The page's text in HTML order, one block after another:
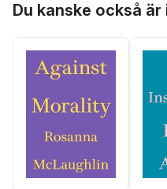
Du kanske också